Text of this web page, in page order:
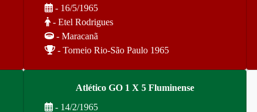
- 16/5/1965
- Etel Rodrigues
- Maracanã
- Torneio Rio-São Paulo 1965
Atlético GO 1 X 5 Fluminense
- 14/2/1965